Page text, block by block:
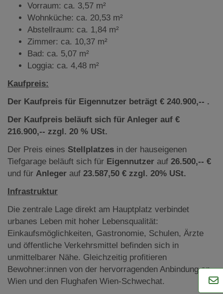
Vorraum: ca. 3,57 m²
Wohnküche: ca. 20,53 m²
Abstellraum: ca. 1,84 m²
Zimmer: ca. 10,37 m²
Bad: ca. 5,07 m²
Loggia: ca. 4,48 m²
Kaufpreis:
Der Kaufpreis für Eigennutzer beträgt € 240.900,-- .
Der Kaufpreis beläuft sich für Anleger auf €
216.900,-- zzgl. 20 % USt.
Der Preis eines Stellplatzes in der hauseigenen
Tiefgarage beläuft sich für Eigennutzer auf 26.500,-- €
und für Anleger auf 23.587,50 € zzgl. 20% USt.
Infrastruktur
Die zentrale Lage direkt am Hauptplatz verbindet
urbanes Leben mit hoher Lebensqualität:
Einkaufsmöglichkeiten, Gastronomie, Schulen, Ärzte
und öffentliche Verkehrsmittel befinden sich in
unmittelbarer Nähe. Gleichzeitig profitieren
Bewohner:innen von der hervorragenden Anbindung an
Wien und den Flughafen Wien-Schwechat.